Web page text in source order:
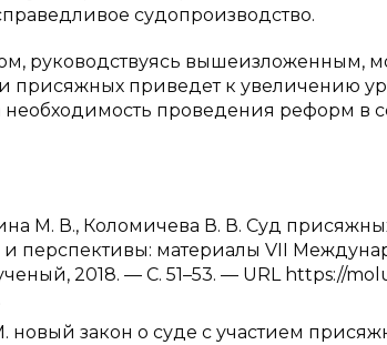
судопроизводство.
руководствуясь вышеизложенным,
присяжных приведет к увеличению
необходимость проведения реформ в
М. В., Коломичева В. В. Суд
перспективы: материалы VII
2018. — С. 51–53. — URL https://
новый закон о суде с участием